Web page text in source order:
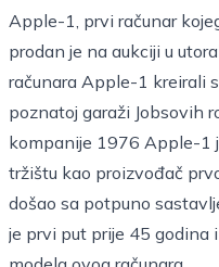
Apple-1, prvi računar
prodan je na aukciji u
računara Apple-1 kreirali
poznatoj garaži Jobsovih
kompanije 1976 Apple-1
tržištu kao proizvođač
došao sa potpuno
je prvi put prije 45 godina